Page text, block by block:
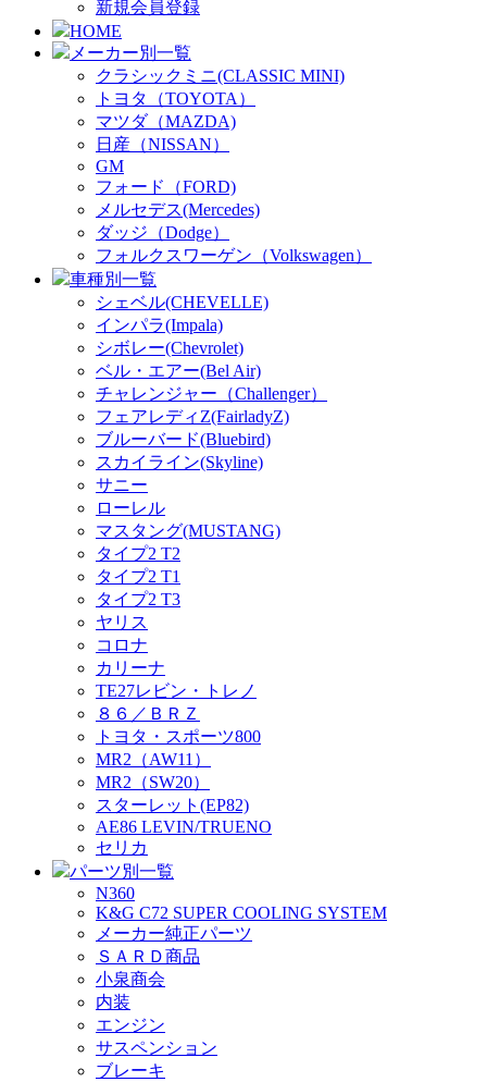
新規会員登録
HOME
メーカー別一覧
クラシックミニ(CLASSIC MINI)
トヨタ（TOYOTA）
マツダ（MAZDA)
日産（NISSAN）
GM
フォード（FORD)
メルセデス(Mercedes)
ダッジ（Dodge）
フォルクスワーゲン（Volkswagen）
車種別一覧
シェベル(CHEVELLE)
インパラ(Impala)
シボレー(Chevrolet)
ベル・エアー(Bel Air)
チャレンジャー（Challenger）
フェアレディZ(FairladyZ)
ブルーバード(Bluebird)
スカイライン(Skyline)
サニー
ローレル
マスタング(MUSTANG)
タイプ2 T2
タイプ2 T1
タイプ2 T3
ヤリス
コロナ
カリーナ
TE27レビン・トレノ
８６／ＢＲＺ
トヨタ・スポーツ800
MR2（AW11）
MR2（SW20）
スターレット(EP82)
AE86 LEVIN/TRUENO
セリカ
パーツ別一覧
N360
K&G C72 SUPER COOLING SYSTEM
メーカー純正パーツ
ＳＡＲＤ商品
小泉商会
内装
エンジン
サスペンション
ブレーキ